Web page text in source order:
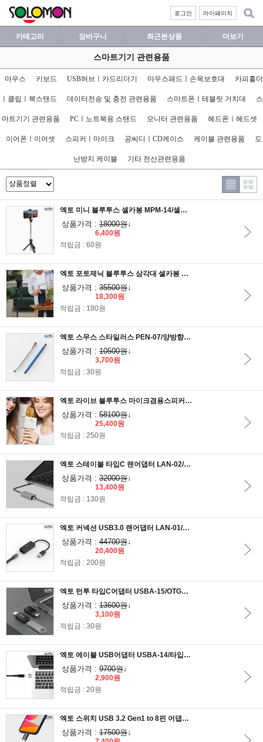
마이페이지
로그인
카테고리 장바구니 최근본상품 더보기
스마트기기 관련용품
마우스 키보드 USB허브ㅣ카드리더기 마우스패드ㅣ손목보호대 카피홀더
ㅣ클립ㅣ북스탠드 데이터전송 및 충전 관련용품 스마트폰ㅣ테블릿 거치대 스
마트기기 관련용품 PCㅣ노트북용 스탠드 모니터 관련용품 헤드폰ㅣ헤드셋
이어폰ㅣ이어셋 스피커ㅣ마이크 공씨디ㅣCD케이스 케이블 관련용품 도
난방지 케이블 기타 전산관련용품
엑토 미니 블루투스 셀카봉 MPM-14/셀카봉과 삼각대 2가지모드사용
상품가격 : 18000원↓
6,400원
적립금 : 60원
엑토 포토제닉 블루투스 삼각대 셀카봉 MPM-13/스마트폰+디지털카메라+액션캠 올인원셀카봉
상품가격 : 35500원↓
18,300원
적립금 : 180원
엑토 스무스 스타일러스 PEN-07/양방향터치펜
상품가격 : 10500원↓
3,700원
적립금 : 30원
엑토 라이브 블루투스 마이크겸용스피커 MICS-03 노래방앱활용/반주와음성 동시출력/볼륨과 에코조절
상품가격 : 58100원↓
25,400원
적립금 : 250원
엑토 스테이블 타입C 랜어댑터 LAN-02/랜포트생성
상품가격 : 32000원↓
13,400원
적립금 : 130원
엑토 커넥션 USB3.0 랜어댑터 LAN-01/랜포트생성
상품가격 : 44700원↓
20,400원
적립금 : 200원
엑토 턴투 타입C어댑터 USBA-15/OTG기능/충전및데이터전송
상품가격 : 13600원↓
3,100원
적립금 : 30원
엑토 에이블 USB어댑터 USBA-14/타입C를 USB2.0으로 변환
상품가격 : 9700원↓
2,900원
적립금 : 20원
엑토 스위치 USB 3.2 Gen1 to 8핀 어댑터 USBA-13/8핀 포트용 기기만 사용가능
상품가격 : 17500원↓